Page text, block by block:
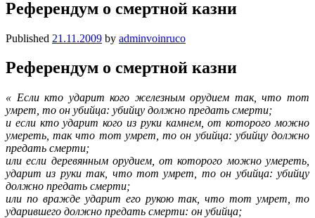
Референдум о смертной казни
Published 21.11.2009 by adminvoinruco
Референдум о смертной казни
« Если кто ударит кого железным орудием так, что тот
умрет, то он убийца: убийцу должно предать смерти;
и если кто ударит кого из руки камнем, от которого можно
умереть, так что тот умрет, то он убийца: убийцу должно
предать смерти;
или если деревянным орудием, от которого можно умереть,
ударит из руки так, что тот умрет, то он убийца: убийцу
должно предать смерти;
или по вражде ударит его рукою так, что тот умрет, то
ударившего должно предать смерти: он убийца;